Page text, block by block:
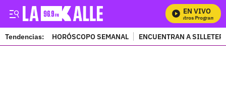
EN VIVO
Tendencias: HORÓSCOPO SEMANAL ENCUENTRAN A